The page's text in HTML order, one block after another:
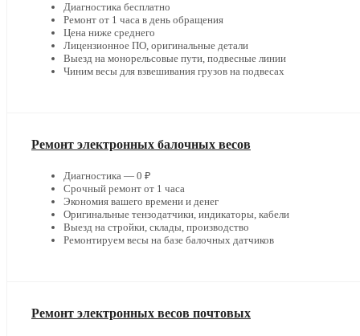
Диагностика бесплатно
Ремонт от 1 часа в день обращения
Цена ниже среднего
Лицензионное ПО, оригинальные детали
Выезд на монорельсовые пути, подвесные линии
Чиним весы для взвешивания грузов на подвесах
Ремонт электронных балочных весов
Диагностика — 0 ₽
Срочный ремонт от 1 часа
Экономия вашего времени и денег
Оригинальные тензодатчики, индикаторы, кабели
Выезд на стройки, склады, производство
Ремонтируем весы на базе балочных датчиков
Ремонт электронных весов почтовых